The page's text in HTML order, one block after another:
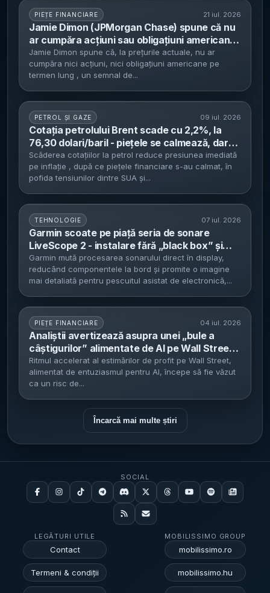
PIEȚE FINANCIARE 21 iul. 2026
Jamie Dimon (JPMorgan Chase) spune că nu
ar cumpăra acțiuni sau obligațiuni americane
pe termen lung - avertizează că piețele
subestimează riscurile geopolitice și fiscale
Jamie Dimon spune că, la prețurile actuale, nu ar
cumpăra nici acțiuni, nici obligațiuni americane pe
termen lung , un semnal de...
PETROL ȘI GAZE 09 iul. 2026
Cotația petrolului Brent scade cu 2,2%, la
76,30 dolari/baril - piețele se calmează, dar
riscul Strâmtorii Ormuz rămâne în prim-plan
Scăderea cotațiilor la petrol reduce presiunea imediată
pe inflație , după ce piețele financiare s-au calmat, în
pofida tensiunilor dintre SUA și...
TEHNOLOGIE 07 iul. 2026
Garmin scoate pe piață seria de sonare
LiveScope 2 - instalare fără „black box” și
prețuri recomandate între 1.999,99 și
2.199,99 dolari
Garmin mută procesarea sonarului direct în display,
reducând componentele la bord și promite o imagine
mai detaliată pentru pescuitul asistat de electronică,...
PIEȚE FINANCIARE 04 iul. 2026
Analiștii avertizează asupra unei „bule a
câștigurilor” alimentate de AI pe Wall Street -
estimările indică profituri S&P 500 în creștere
cu 25% în următoarele 12 luni
Ritmul accelerat al estimărilor de profit pe Wall Street,
alimentat de entuziasmul pentru AI, începe să fie văzut
ca un risc de...
Încarcă mai multe știri
LEGĂTURI UTILE
Contact
Termeni & condiții
SOCIAL
MOBILISSIMO GROUP
mobilissimo.ro
mobilissimo.hu